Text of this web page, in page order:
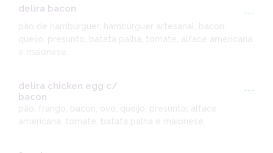
delira bacon
---
pão de hambúrguer, hambúrguer artesanal, bacon,
queijo, presunto, batata palha, tomate, alface americana
delira chicken egg c/
bacon
---
pão, frango, bacon, ovo, queijo, presunto, alface
americana, tomate, batata palha e maionese.